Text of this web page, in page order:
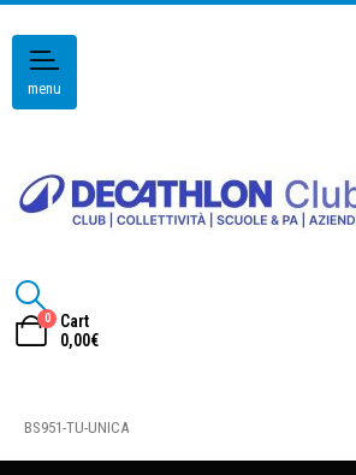
menu
0
Cart
0,00€
BS951-TU-UNICA